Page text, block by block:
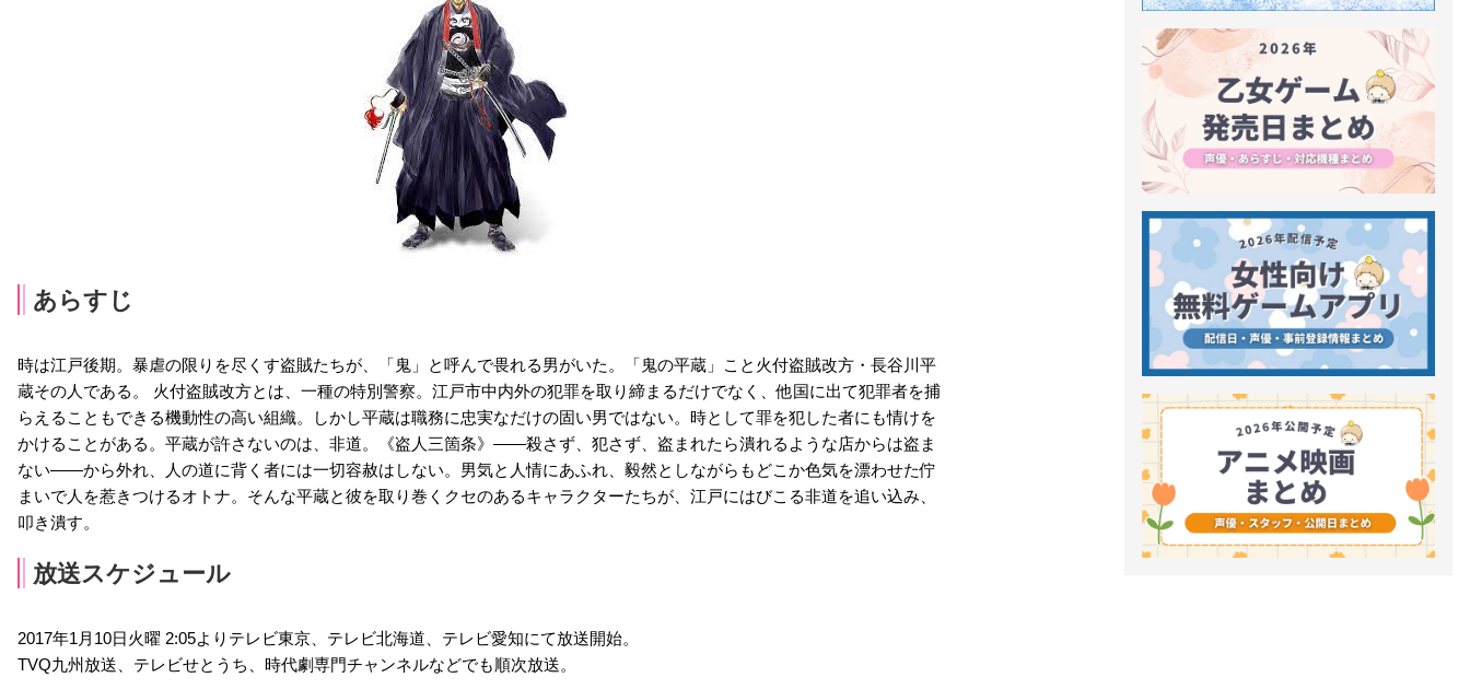
あらすじ
時は江戸後期。暴虐の限りを尽くす盗賊たちが、「鬼」と呼んで畏れる男がいた。「鬼の平蔵」こと火付盗賊改方・長谷川平
蔵その人である。 火付盗賊改方とは、一種の特別警察。江戸市中内外の犯罪を取り締まるだけでなく、他国に出て犯罪者を捕
らえることもできる機動性の高い組織。しかし平蔵は職務に忠実なだけの固い男ではない。時として罪を犯した者にも情けを
かけることがある。平蔵が許さないのは、非道。《盗人三箇条》――殺さず、犯さず、盗まれたら潰れるような店からは盗ま
ない――から外れ、人の道に背く者には一切容赦はしない。男気と人情にあふれ、毅然としながらもどこか色気を漂わせた佇
まいで人を惹きつけるオトナ。そんな平蔵と彼を取り巻くクセのあるキャラクターたちが、江戸にはびこる非道を追い込み、
叩き潰す。
放送スケジュール
2017年1月10日火曜 2:05よりテレビ東京、テレビ北海道、テレビ愛知にて放送開始。
TVQ九州放送、テレビせとうち、時代劇専門チャンネルなどでも順次放送。